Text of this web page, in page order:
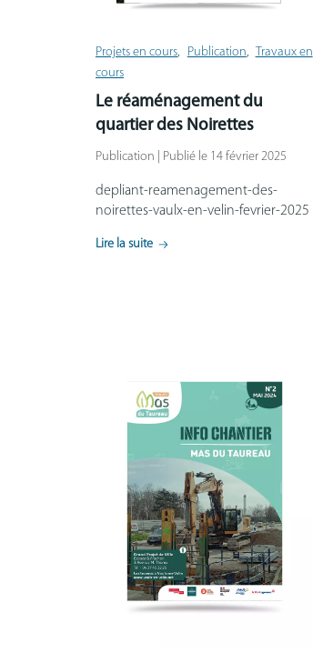
Projets en cours Publication
Travaux en
cours
Le réaménagement du
quartier des Noirettes
Publication | Publié le 14 février 2025
depliant-reamenagement-des-
noirettes-vaulx-en-velin-fevrier-2025
Lire la suite